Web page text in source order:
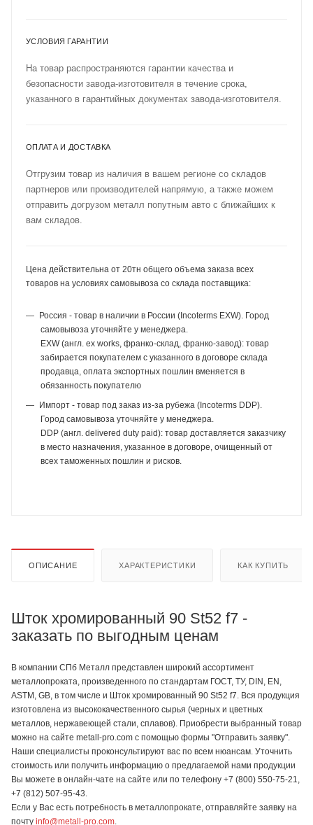
УСЛОВИЯ ГАРАНТИИ
На товар распространяются гарантии качества и
безопасности завода-изготовителя в течение срока,
указанного в гарантийных документах завода-изготовителя.
ОПЛАТА И ДОСТАВКА
Отгрузим товар из наличия в вашем регионе со складов
партнеров или производителей напрямую, а также можем
отправить догрузом металл попутным авто с ближайших к
вам складов.
Цена действительна от 20тн общего объема заказа всех
товаров на условиях самовывоза со склада поставщика:
Россия - товар в наличии в России (Incoterms EXW). Город
самовывоза уточняйте у менеджера.
EXW (англ. ex works, франко-склад, франко-завод): товар
забирается покупателем с указанного в договоре склада
продавца, оплата экспортных пошлин вменяется в
обязанность покупателю
Импорт - товар под заказ из-за рубежа (Incoterms DDP).
Город самовывоза уточняйте у менеджера.
DDP (англ. delivered duty paid): товар доставляется заказчику
в место назначения, указанное в договоре, очищенный от
всех таможенных пошлин и рисков.
ОПИСАНИЕ ХАРАКТЕРИСТИКИ КАК КУПИТЬ
Шток хромированный 90 St52 f7 -
заказать по выгодным ценам
В компании СПб Металл представлен широкий ассортимент
металлопроката, произведенного по стандартам ГОСТ, ТУ, DIN, EN,
ASTM, GB, в том числе и Шток хромированный 90 St52 f7. Вся продукция
изготовлена из высококачественного сырья (черных и цветных
металлов, нержавеющей стали, сплавов). Приобрести выбранный товар
можно на сайте metall-pro.com с помощью формы "Отправить заявку".
Наши специалисты проконсультируют вас по всем нюансам. Уточнить
стоимость или получить информацию о предлагаемой нами продукции
Вы можете в онлайн-чате на сайте или по телефону +7 (800) 550-75-21,
+7 (812) 507-95-43.
Если у Вас есть потребность в металлопрокате, отправляйте заявку на
почту info@metall-pro.com